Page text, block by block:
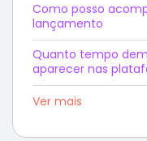
Como posso
lançamento
Quanto tempo
aparecer nas
Ver mais